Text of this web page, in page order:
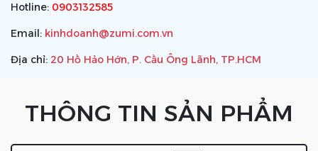
Hotline: 0903132585
Email: kinhdoanh@zumi.com.vn
Địa chỉ: 20 Hồ Hảo Hớn, P. Cầu Ông Lãnh, TP.HCM
THÔNG TIN SẢN PHẨM